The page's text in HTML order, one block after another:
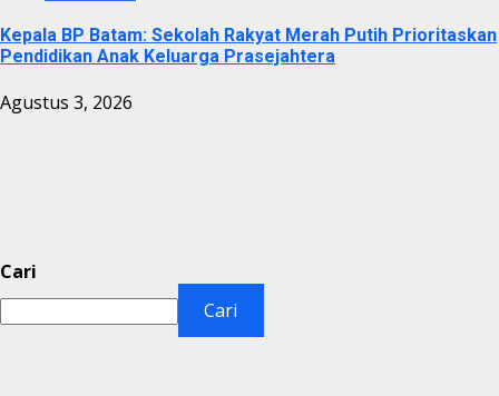
Kepala BP Batam: Sekolah Rakyat Merah Putih Prioritaskan
Pendidikan Anak Keluarga Prasejahtera
Agustus 3, 2026
Cari
Cari